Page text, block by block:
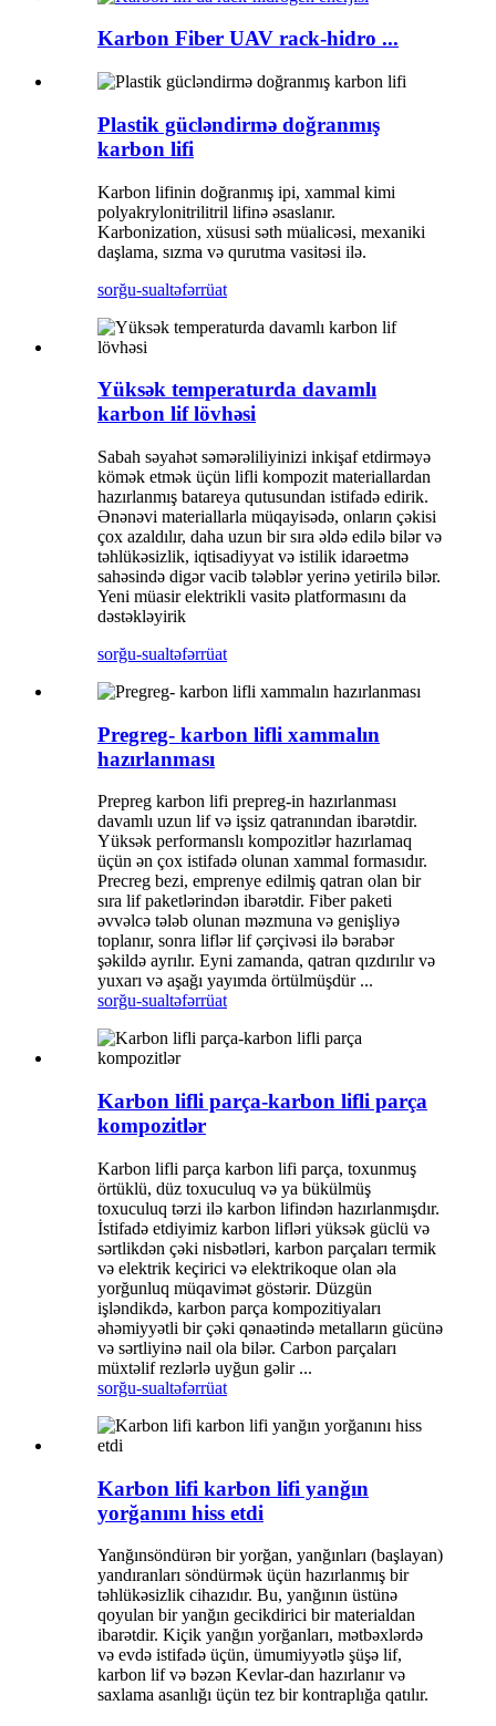
Karbon Fiber UAV rack-hidro ...
Plastik gücləndirmə doğranmış
karbon lifi
Karbon lifinin doğranmış ipi, xammal kimi
polyakrylonitrilitril lifinə əsaslanır.
Karbonization, xüsusi səth müalicəsi, mexaniki
daşlama, sızma və qurutma vasitəsi ilə.
sorğu-sualtəfərrüat
Yüksək temperaturda davamlı
karbon lif lövhəsi
Sabah səyahət səmərəliliyinizi inkişaf etdirməyə
kömək etmək üçün lifli kompozit materiallardan
hazırlanmış batareya qutusundan istifadə edirik.
Ənənəvi materiallarla müqayisədə, onların çəkisi
çox azaldılır, daha uzun bir sıra əldə edilə bilər və
təhlükəsizlik, iqtisadiyyat və istilik idarəetmə
sahəsində digər vacib tələblər yerinə yetirilə bilər.
Yeni müasir elektrikli vasitə platformasını da
dəstəkləyirik
sorğu-sualtəfərrüat
Pregreg- karbon lifli xammalın
hazırlanması
Prepreg karbon lifi prepreg-in hazırlanması
davamlı uzun lif və işsiz qatranından ibarətdir.
Yüksək performanslı kompozitlər hazırlamaq
üçün ən çox istifadə olunan xammal formasıdır.
Precreg bezi, emprenye edilmiş qatran olan bir
sıra lif paketlərindən ibarətdir. Fiber paketi
əvvəlcə tələb olunan məzmuna və genişliyə
toplanır, sonra liflər lif çərçivəsi ilə bərabər
şəkildə ayrılır. Eyni zamanda, qatran qızdırılır və
yuxarı və aşağı yayımda örtülmüşdür ...
sorğu-sualtəfərrüat
Karbon lifli parça-karbon lifli parça
kompozitlər
Karbon lifli parça karbon lifi parça, toxunmuş
örtüklü, düz toxuculuq və ya bükülmüş
toxuculuq tərzi ilə karbon lifindən hazırlanmışdır.
İstifadə etdiyimiz karbon lifləri yüksək güclü və
sərtlikdən çəki nisbətləri, karbon parçaları termik
və elektrik keçirici və elektrikoque olan əla
yorğunluq müqavimət göstərir. Düzgün
işləndikdə, karbon parça kompozitiyaları
əhəmiyyətli bir çəki qənaətində metalların gücünə
və sərtliyinə nail ola bilər. Carbon parçaları
müxtəlif rezlərlə uyğun gəlir ...
sorğu-sualtəfərrüat
Karbon lifi karbon lifi yanğın
yorğanını hiss etdi
Yanğınsöndürən bir yorğan, yanğınları (başlayan)
yandıranları söndürmək üçün hazırlanmış bir
təhlükəsizlik cihazıdır. Bu, yanğının üstünə
qoyulan bir yanğın gecikdirici bir materialdan
ibarətdir. Kiçik yanğın yorğanları, mətbəxlərdə
və evdə istifadə üçün, ümumiyyətlə şüşə lif,
karbon lif və bəzən Kevlar-dan hazırlanır və
saxlama asanlığı üçün tez bir kontraplığa qatılır.